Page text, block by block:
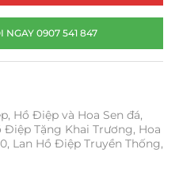
NGAY 0907 541 847
, Hồ Điệp và Hoa Sen đá,
Điệp Tặng Khai Trương, Hoa
, Lan Hồ Điệp Truyền Thống,